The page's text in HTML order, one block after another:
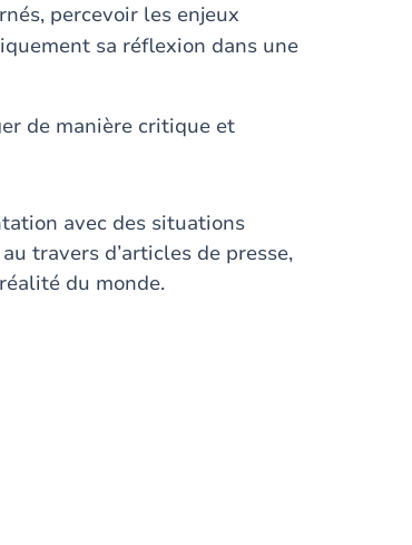
percevoir les enjeux
sa réflexion dans une
de manière critique et
avec des situations
travers d’articles de presse,
du monde.